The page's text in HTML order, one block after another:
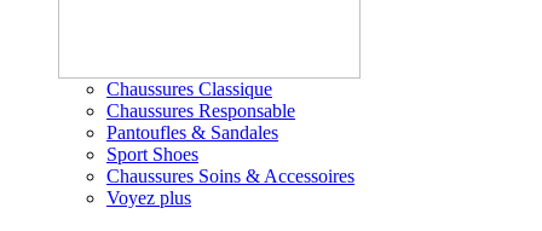
Chaussures Classique
Chaussures Responsable
Pantoufles & Sandales
Sport Shoes
Chaussures Soins & Accessoires
Voyez plus